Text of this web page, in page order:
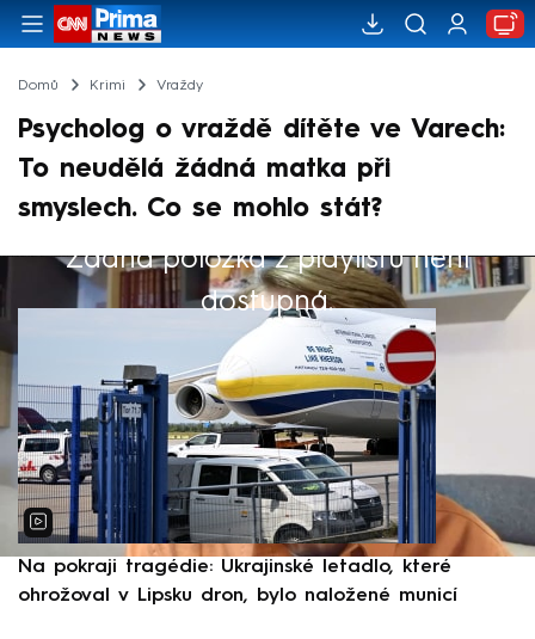
Domů Krimi Vraždy
Psycholog o vraždě dítěte ve Varech:
To neudělá žádná matka při
smyslech. Co se mohlo stát?
Žádná položka z playlistu není
dostupná.
Výběr redakce
Na pokraji tragédie: Ukrajinské letadlo, které
ohrožoval v Lipsku dron, bylo naložené municí